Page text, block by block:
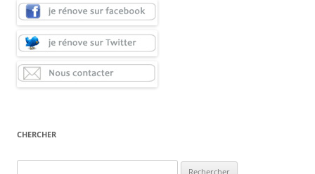
CHERCHER